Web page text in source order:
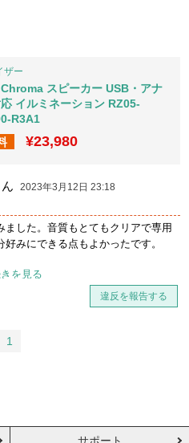
ザー
スピーカー USB・アナ
イルミネーション RZ05-
R3A1
¥23,980
2023年3月12日 23:18
した。音質もとてもクリアで専用
みにできる点もよかったです。
違反を報告する
1
サポート